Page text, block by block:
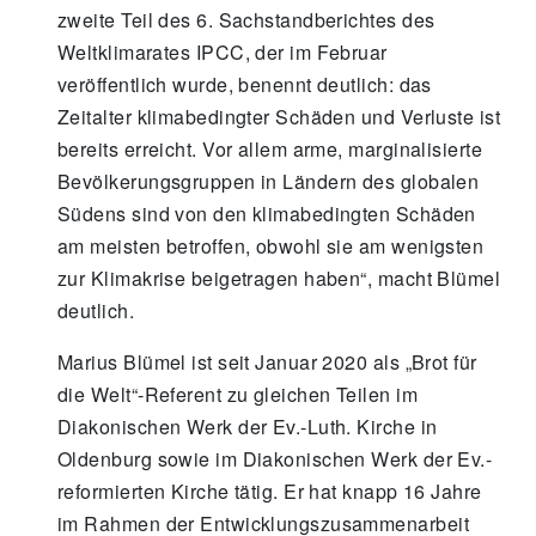
zweite Teil des 6. Sachstandberichtes des
Weltklimarates IPCC, der im Februar
veröffentlich wurde, benennt deutlich: das
Zeitalter klimabedingter Schäden und Verluste ist
bereits erreicht. Vor allem arme, marginalisierte
Bevölkerungsgruppen in Ländern des globalen
Südens sind von den klimabedingten Schäden
am meisten betroffen, obwohl sie am wenigsten
zur Klimakrise beigetragen haben“, macht Blümel
deutlich.
Marius Blümel ist seit Januar 2020 als „Brot für
die Welt“-Referent zu gleichen Teilen im
Diakonischen Werk der Ev.-Luth. Kirche in
Oldenburg sowie im Diakonischen Werk der Ev.-
reformierten Kirche tätig. Er hat knapp 16 Jahre
im Rahmen der Entwicklungszusammenarbeit